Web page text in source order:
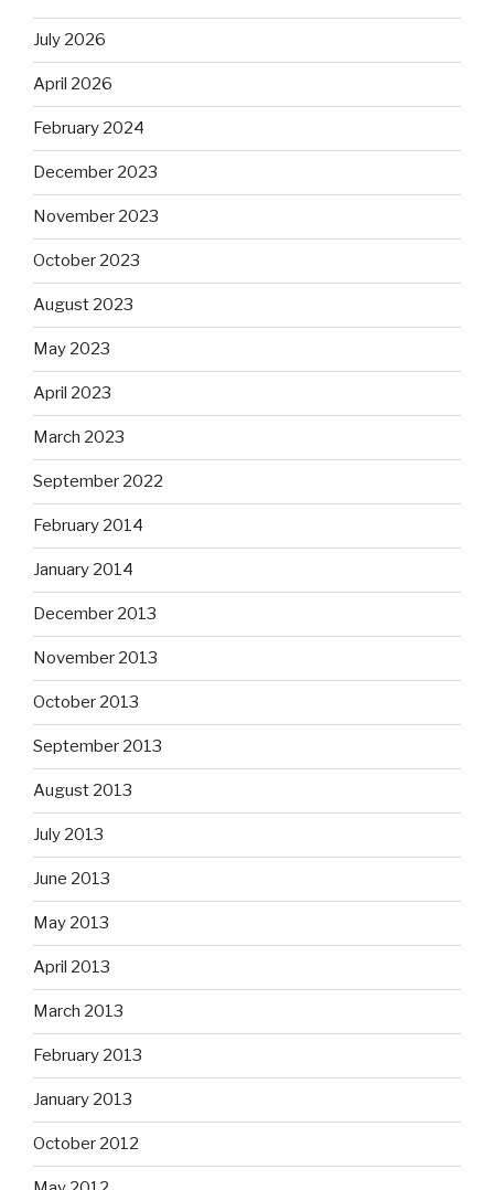
July 2026
April 2026
February 2024
December 2023
November 2023
October 2023
August 2023
May 2023
April 2023
March 2023
September 2022
February 2014
January 2014
December 2013
November 2013
October 2013
September 2013
August 2013
July 2013
June 2013
May 2013
April 2013
March 2013
February 2013
January 2013
October 2012